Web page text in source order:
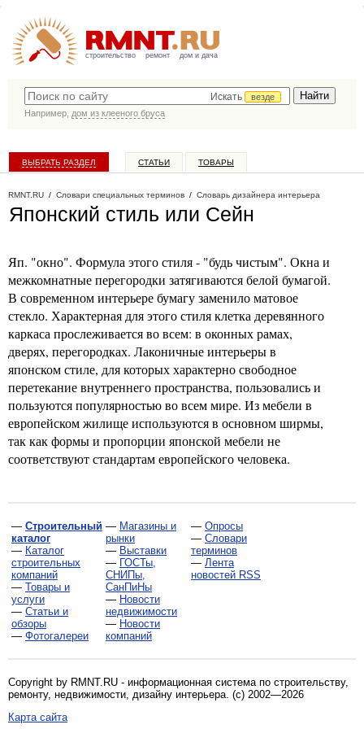
строительство ремонт дом и дача
Искать
везде
Например, дом из клееного бруса
ВЫБРАТЬ РАЗДЕЛ СТАТЬИ ТОВАРЫ
RMNT.RU / Словари специальных терминов / Словарь дизайнера интерьера
Японский стиль или Сейн
Яп. "окно". Формула этого стиля - "будь чистым". Окна и
межкомнатные перегородки затягиваются белой бумагой.
В современном интерьере бумагу заменило матовое
стекло. Характерная для этого стиля клетка деревянного
каркаса прослеживается во всем: в оконных рамах,
дверях, перегородках. Лаконичные интерьеры в
японском стиле, для которых характерно свободное
перетекание внутреннего пространства, пользовались и
пользуются популярностью во всем мире. Из мебели в
европейском жилище используются в основном ширмы,
так как формы и пропорции японской мебели не
соответствуют стандартам европейского человека.
— Строительный
каталог
— Каталог
строительных
компаний
— Товары и
услуги
— Статьи и
обзоры
— Фотогалереи
— Магазины и
рынки
— Выставки
— ГОСТы,
СНИПы,
СанПиНы
— Новости
недвижимости
— Новости
компаний
— Опросы
— Словари
терминов
— Лента
новостей RSS
Copyright by RMNT.RU - информационная система по строительству,
ремонту, недвижимости, дизайну интерьера. (c) 2002—2026
Карта сайта